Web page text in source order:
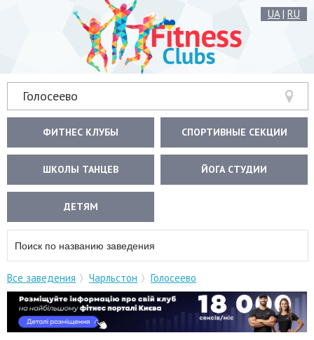
UA| RU
Голосеево
ФИТНЕС КЛУБЫ СПОРТИВНЫЕ СЕКЦИИ
ШКОЛЫ ТАНЦЕВ ЙОГА СТУДИИ
ДЕТЯМ
Все заведения Чарльстон Голосеево